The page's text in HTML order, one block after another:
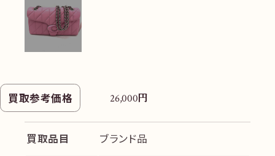
買取参考価格 26,000円
買取品目 ブランド品